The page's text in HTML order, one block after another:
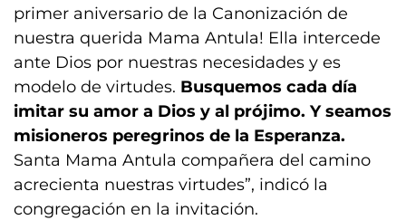
primer aniversario de la Canonización de
nuestra querida Mama Antula! Ella intercede
ante Dios por nuestras necesidades y es
modelo de virtudes. Busquemos cada día
imitar su amor a Dios y al prójimo. Y seamos
misioneros peregrinos de la Esperanza.
Santa Mama Antula compañera del camino
acrecienta nuestras virtudes”, indicó la
congregación en la invitación.